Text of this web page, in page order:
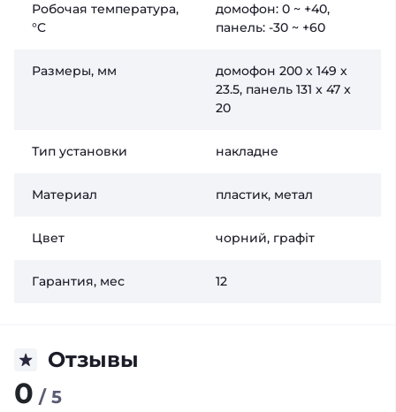
Робочая температура,
°C
домофон: 0 ~ +40,
панель: -30 ~ +60
Размеры, мм
домофон 200 х 149 х
23.5, панель 131 x 47 x
20
Тип установки накладне
Материал пластик, метал
Цвет чорний, графіт
Гарантия, мес 12
Отзывы
0 / 5